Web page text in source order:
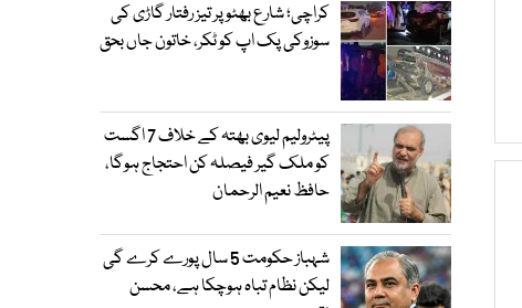
کراچی؛ شارع بھٹو پر تیز رفتار گاڑی کی
سوزوکی پک اپ کو ٹکر، خاتون جاں بحق
پیٹرولیم لیوی بھتہ کے خلاف 7 اگست
کو ملک گیر فیصلہ کن احتجاج ہوگا،
حافظ نعیم الرحمان
شہباز حکومت 5 سال پورے کرے گی
لیکن نظام تباہ ہوچکا ہے، محسن